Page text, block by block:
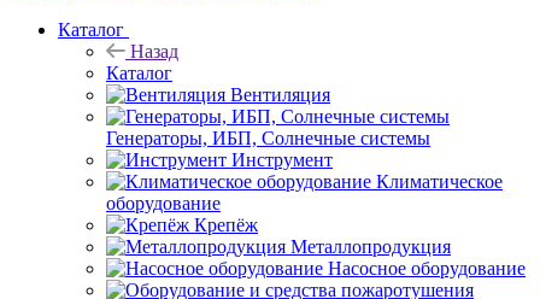
Каталог
Назад
Каталог
Вентиляция
Генераторы, ИБП, Солнечные системы
Инструмент
Климатическое
оборудование
Крепёж
Металлопродукция
Насосное оборудование